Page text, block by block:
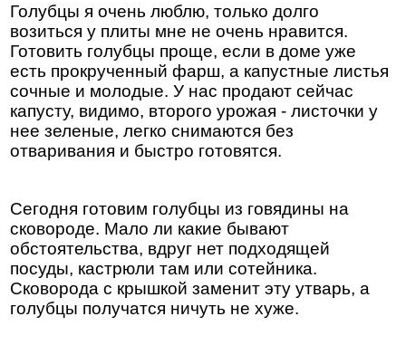
Голубцы я очень люблю, только долго
возиться у плиты мне не очень нравится.
Готовить голубцы проще, если в доме уже
есть прокрученный фарш, а капустные листья
сочные и молодые. У нас продают сейчас
капусту, видимо, второго урожая - листочки у
нее зеленые, легко снимаются без
отваривания и быстро готовятся.
Сегодня готовим голубцы из говядины на
сковороде. Мало ли какие бывают
обстоятельства, вдруг нет подходящей
посуды, кастрюли там или сотейника.
Сковорода с крышкой заменит эту утварь, а
голубцы получатся ничуть не хуже.